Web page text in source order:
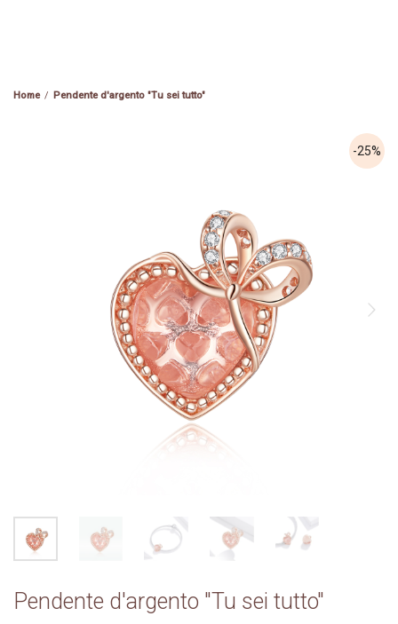
Pendente d'argento "Tu sei tutto"
-25%
Pendente d'argento "Tu sei tutto"